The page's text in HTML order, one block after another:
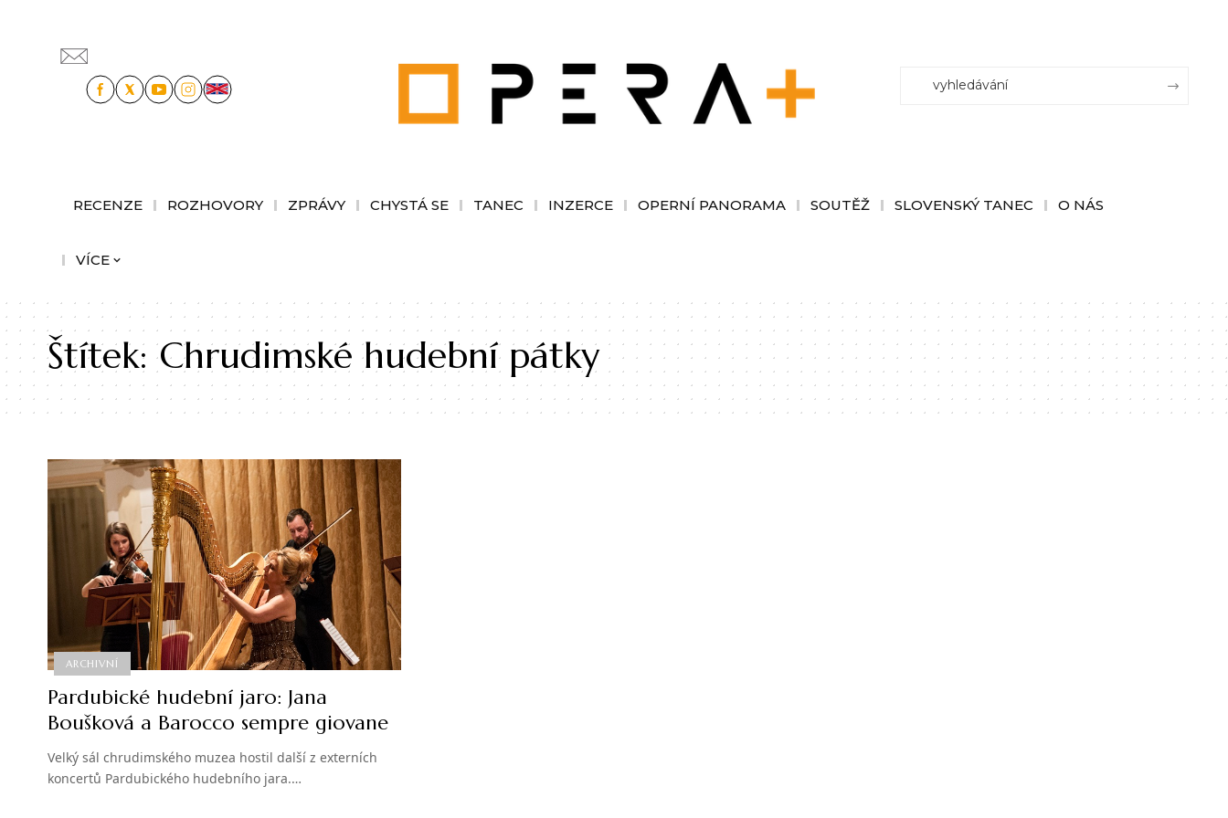
RECENZE ROZHOVORY ZPRÁVY CHYSTÁ SE TANEC INZERCE OPERNÍ PANORAMA SOUTĚŽ SLOVENSKÝ TANEC O NÁS
VÍCE
Štítek:Chrudimské hudební pátky
ARCHIVNÍ
Pardubické hudební jaro: Jana
Boušková a Barocco sempre giovane
Velký sál chrudimského muzea hostil další z externích
koncertů Pardubického hudebního jara.…